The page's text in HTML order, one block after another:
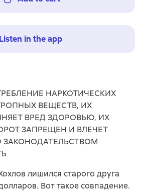
Listen in the app
НАРКОТИЧЕСКИХ
ВЕЩЕСТВ, ИХ
ВРЕД ЗДОРОВЬЮ, ИХ
ЗАПРЕЩЕН И ВЛЕЧЕТ
лишился старого друга
Вот такое совпадение.